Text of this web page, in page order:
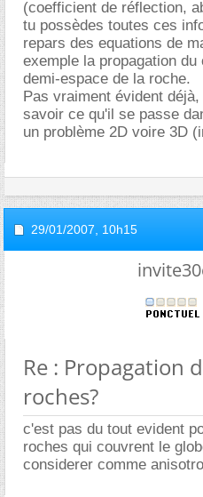
(coefficient de réflection,
tu possèdes toutes ces
repars des equations de
exemple la propagation
demi-espace de la roche.
Pas vraiment évident
savoir ce qu'il se passe
un problème 2D voire 3D
29/01/2007, 10h15
Re : Propagation
roches?
c'est pas du tout evident
roches qui couvrent le
considerer comme